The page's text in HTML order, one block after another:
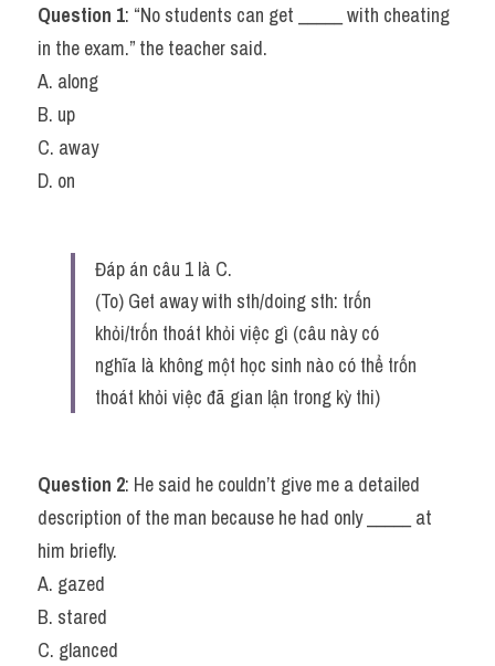
Speaking
Writing
Question 1: “No students can get _____ with cheating
in the exam.” the teacher said.
A. along
B. up
C. away
D. on
Đáp án câu 1 là C.
(To) Get away with sth/doing sth: trốn
khỏi/trốn thoát khỏi việc gì (câu này có
nghĩa là không một học sinh nào có thể trốn
thoát khỏi việc đã gian lận trong kỳ thi)
Question 2: He said he couldn’t give me a detailed
description of the man because he had only _____ at
him briefly.
A. gazed
B. stared
C. glanced